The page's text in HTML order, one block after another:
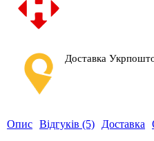
Доставка
Опис Відгуків (5) Доставка